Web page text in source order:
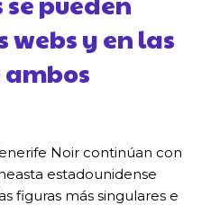
webs y en las
Noir continúan con
estadounidense
figuras más singulares e